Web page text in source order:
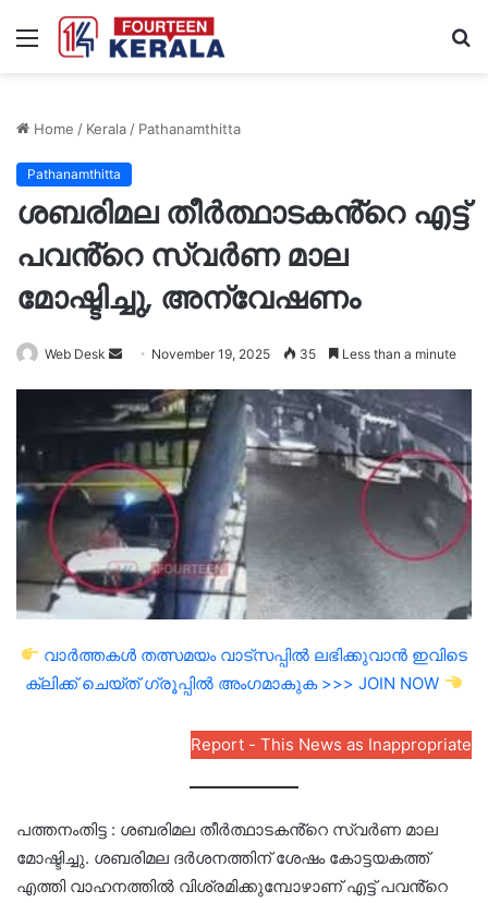
Menu
Home / Kerala/ Pathanamthitta
Pathanamthitta
ശബരിമല തീർത്ഥാടകൻ്റെ എട്ട്
പവൻ്റെ സ്വര്‍ണ മാല
മോഷ്ടിച്ചു, അന്വേഷണം
Web Desk
Send
email
November 19, 2025 35 Less than a minute
വാർത്തകൾ തത്സമയം വാട്സപ്പിൽ ലഭിക്കുവാൻ ഇവിടെ
ക്ലിക്ക് ചെയ്ത് ഗ്രൂപ്പിൽ അംഗമാകുക >>> JOIN NOW
Report - This News as Inappropriate
പത്തനംതിട്ട : ശബരിമല തീർത്ഥാടകൻ്റെ സ്വര്‍ണ മാല
മോഷ്ടിച്ചു. ശബരിമല ദർശനത്തിന് ശേഷം കോട്ടയകത്ത്
എത്തി വാഹനത്തിൽ വിശ്രമിക്കുമ്പോഴാണ് എട്ട് പവൻ്റെ